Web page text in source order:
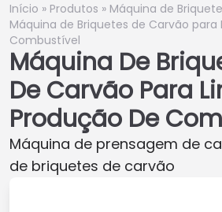
Início » Produtos » Máquina de
Máquina de Briquetes de Carvão para
Combustível
Máquina De
De Carvão Para
Produção De
Máquina de prensagem de
de briquetes de carvão